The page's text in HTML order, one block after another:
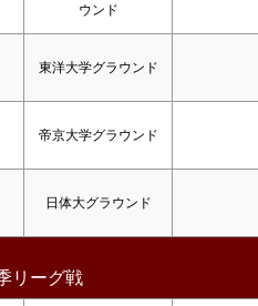
ウンド
東洋大学グラウンド
帝京大学グラウンド
日体大グラウンド
リーグ戦